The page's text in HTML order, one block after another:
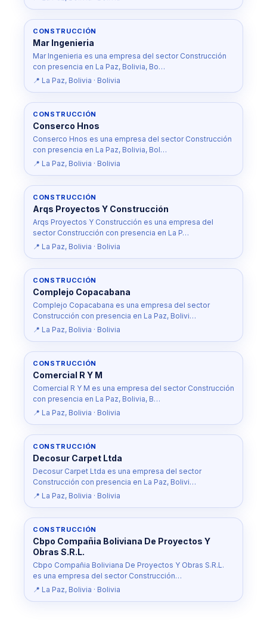
CONSTRUCCIÓN
Mar Ingenieria
Mar Ingenieria es una empresa del sector Construcción
con presencia en La Paz, Bolivia, Bo…
📍 La Paz, Bolivia · Bolivia
CONSTRUCCIÓN
Conserco Hnos
Conserco Hnos es una empresa del sector Construcción
con presencia en La Paz, Bolivia, Bol…
📍 La Paz, Bolivia · Bolivia
CONSTRUCCIÓN
Arqs Proyectos Y Construcción
Arqs Proyectos Y Construcción es una empresa del
sector Construcción con presencia en La P…
📍 La Paz, Bolivia · Bolivia
CONSTRUCCIÓN
Complejo Copacabana
Complejo Copacabana es una empresa del sector
Construcción con presencia en La Paz, Bolivi…
📍 La Paz, Bolivia · Bolivia
CONSTRUCCIÓN
Comercial R Y M
Comercial R Y M es una empresa del sector Construcción
con presencia en La Paz, Bolivia, B…
📍 La Paz, Bolivia · Bolivia
CONSTRUCCIÓN
Decosur Carpet Ltda
Decosur Carpet Ltda es una empresa del sector
Construcción con presencia en La Paz, Bolivi…
📍 La Paz, Bolivia · Bolivia
CONSTRUCCIÓN
Cbpo Compañia Boliviana De Proyectos Y
Obras S.R.L.
Cbpo Compañia Boliviana De Proyectos Y Obras S.R.L.
es una empresa del sector Construcción…
📍 La Paz, Bolivia · Bolivia